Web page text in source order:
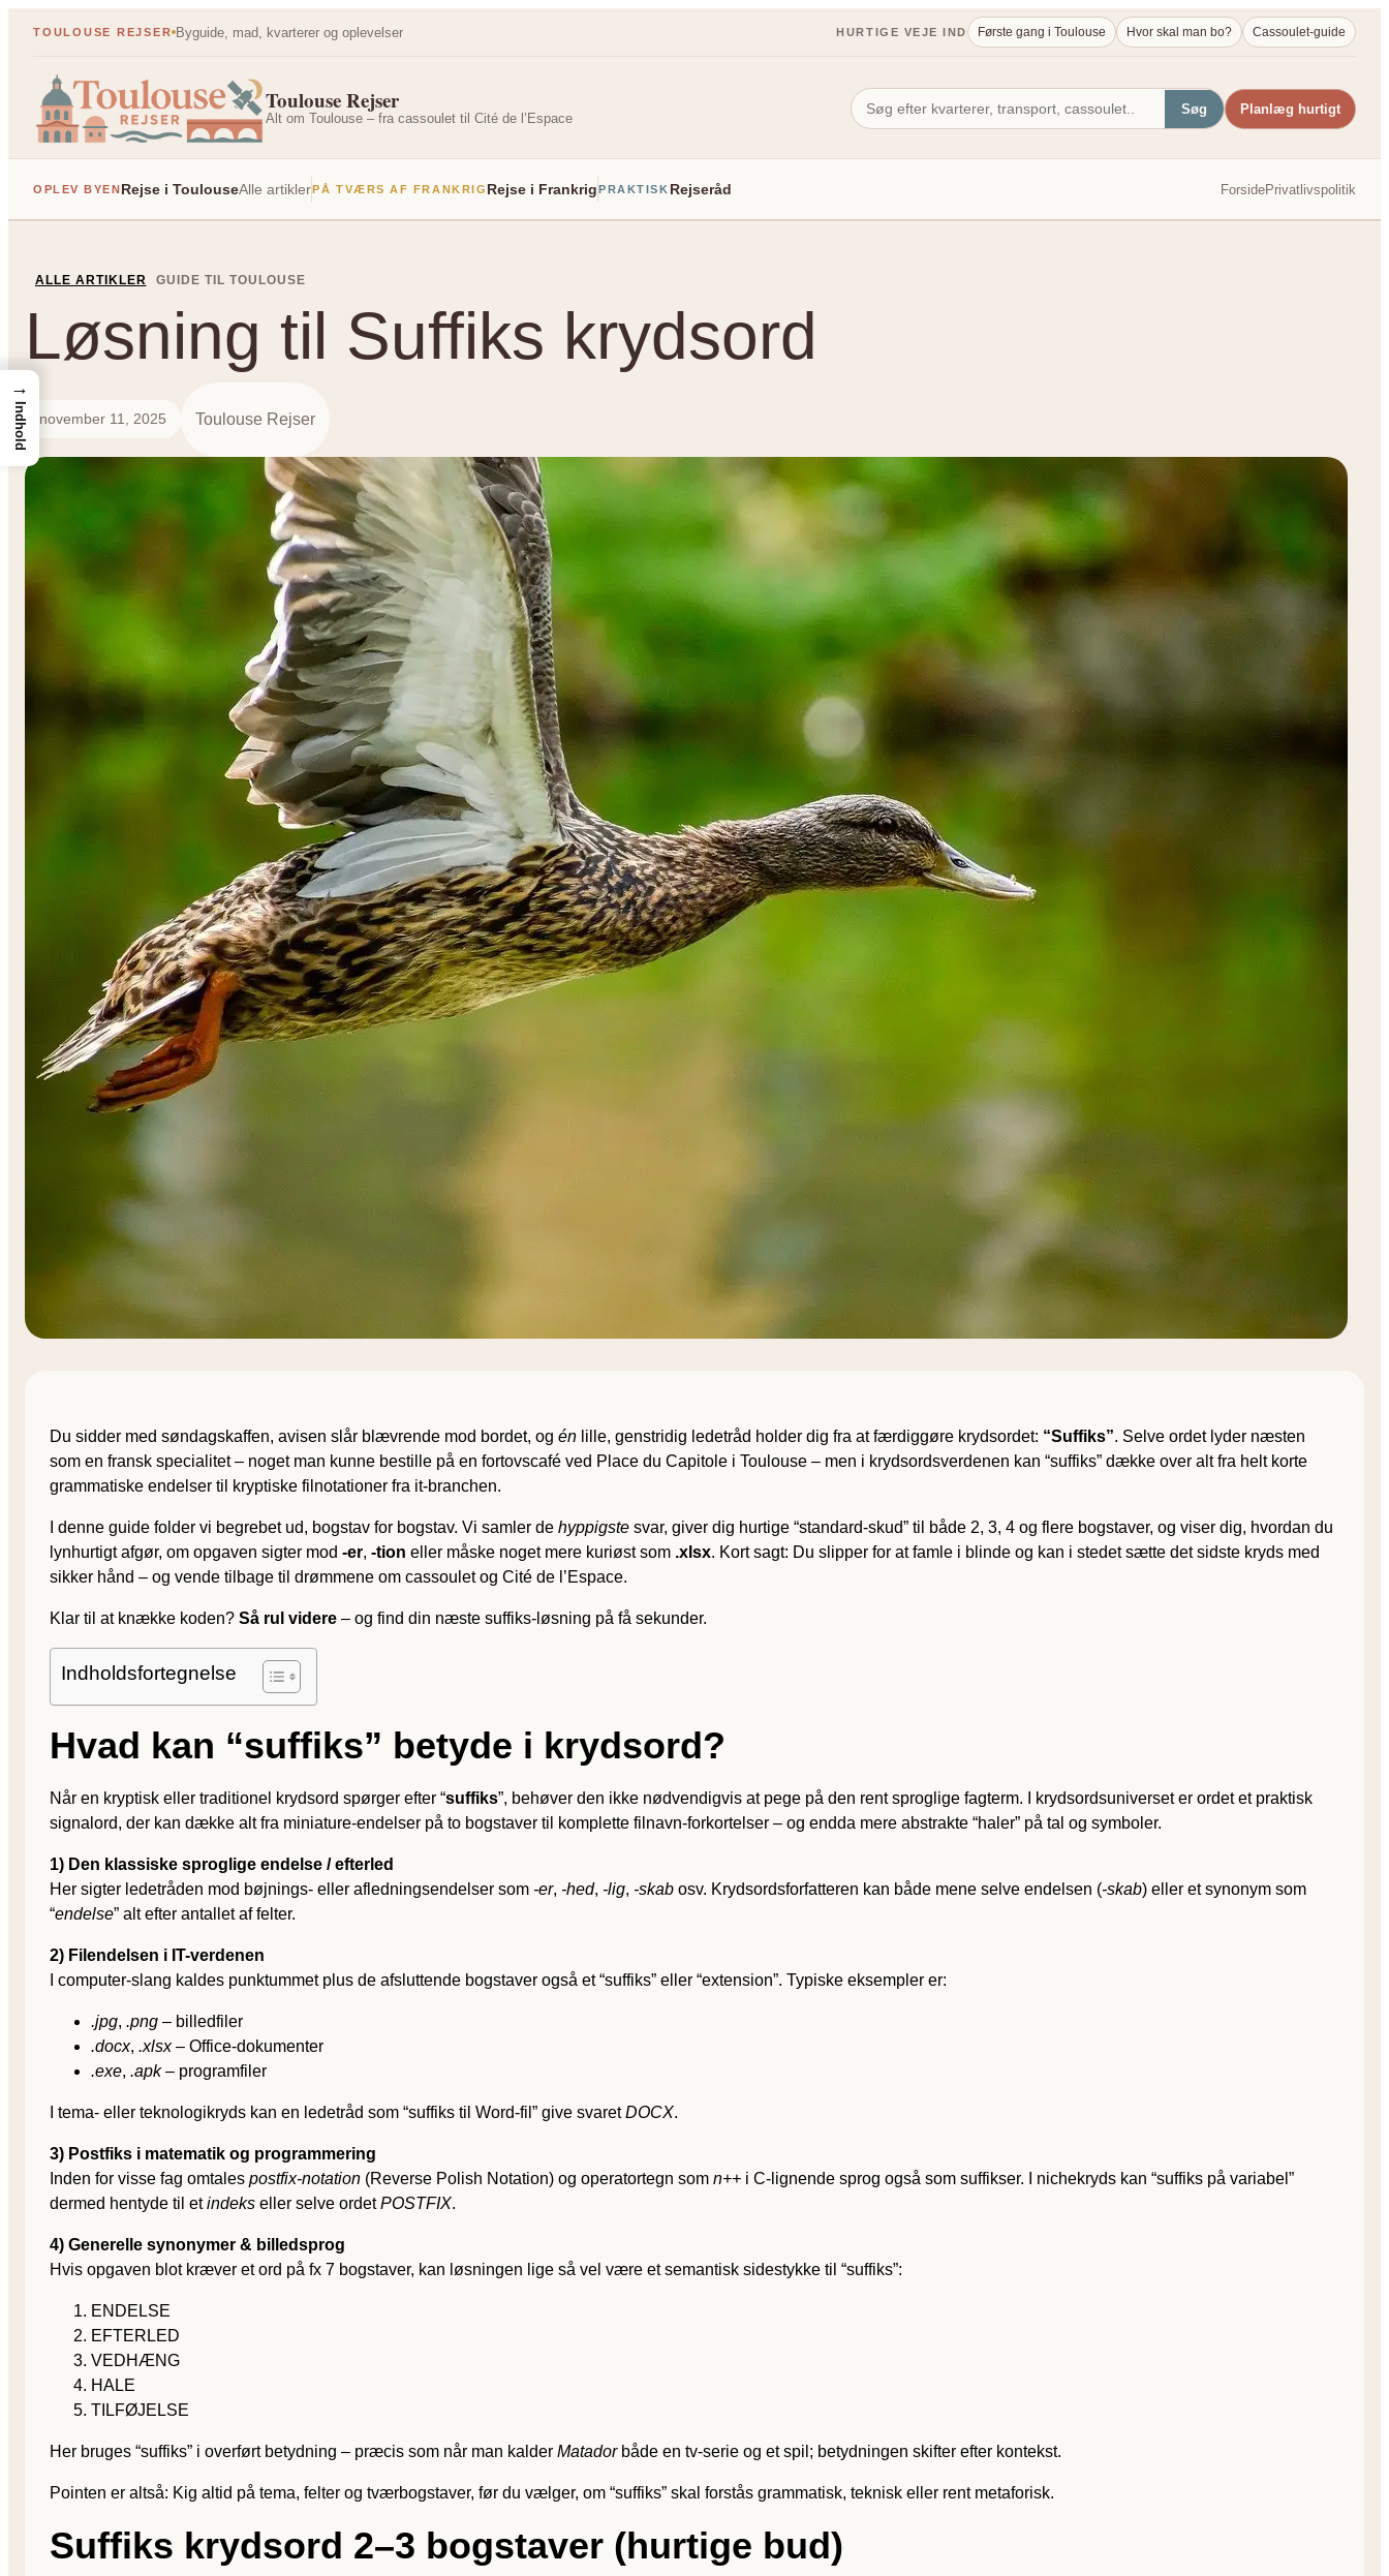
TOULOUSE REJSER Byguide, mad, kvarterer og oplevelser HURTIGE VEJE IND Første gang i Toulouse Hvor skal man bo? Cassoulet-guide
Toulouse Rejser
Alt om Toulouse – fra cassoulet til Cité de l’Espace
Søg Planlæg hurtigt
OPLEV BYENRejse i ToulouseAlle artiklerPÅ TVÆRS AF FRANKRIG Rejse i FrankrigPRAKTISK Rejseråd ForsidePrivatlivspolitik
ALLE ARTIKLER GUIDE TIL TOULOUSE
Løsning til Suffiks krydsord
november 11, 2025 Toulouse Rejser
Du sidder med søndagskaffen, avisen slår blævrende mod bordet, og én lille, genstridig ledetråd holder dig fra at færdiggøre krydsordet: “Suffiks”. Selve ordet lyder næsten
som en fransk specialitet – noget man kunne bestille på en fortovscafé ved Place du Capitole i Toulouse – men i krydsordsverdenen kan “suffiks” dække over alt fra helt korte
grammatiske endelser til kryptiske filnotationer fra it-branchen.
I denne guide folder vi begrebet ud, bogstav for bogstav. Vi samler de hyppigste svar, giver dig hurtige “standard-skud” til både 2, 3, 4 og flere bogstaver, og viser dig, hvordan du
lynhurtigt afgør, om opgaven sigter mod -er, -tion eller måske noget mere kuriøst som .xlsx. Kort sagt: Du slipper for at famle i blinde og kan i stedet sætte det sidste kryds med
sikker hånd – og vende tilbage til drømmene om cassoulet og Cité de l’Espace.
Klar til at knække koden? Så rul videre – og find din næste suffiks-løsning på få sekunder.
Indholdsfortegnelse
Hvad kan “suffiks” betyde i krydsord?
Når en kryptisk eller traditionel krydsord spørger efter “suffiks”, behøver den ikke nødvendigvis at pege på den rent sproglige fagterm. I krydsordsuniverset er ordet et praktisk
signalord, der kan dække alt fra miniature-endelser på to bogstaver til komplette filnavn-forkortelser – og endda mere abstrakte “haler” på tal og symboler.
1) Den klassiske sproglige endelse / efterled
Her sigter ledetråden mod bøjnings- eller afledningsendelser som -er, -hed, -lig, -skab osv. Krydsordsforfatteren kan både mene selve endelsen (-skab) eller et synonym som
“endelse” alt efter antallet af felter.
2) Filendelsen i IT-verdenen
I computer-slang kaldes punktummet plus de afsluttende bogstaver også et “suffiks” eller “extension”. Typiske eksempler er:
.jpg, .png – billedfiler
.docx, .xlsx– Office-dokumenter
.exe, .apk– programfiler
I tema- eller teknologi­kryds kan en ledetråd som “suffiks til Word-fil” give svaretDOCX.
3) Postfiks i matematik og programmering
Inden for visse fag omtales postfix-notation (Reverse Polish Notation) og operatortegn som n++ i C-lignende sprog også som suffikser. I nichekryds kan “suffiks på variabel”
dermed hentyde til etindeks eller selve ordetPOSTFIX.
4) Generelle synonymer & billedsprog
Hvis opgaven blot kræver et ord på fx 7 bogstaver, kan løsningen lige så vel være et semantisk sidestykke til “suffiks”:
ENDELSE
EFTERLED
VEDHÆNG
HALE
TILFØJELSE
Her bruges “suffiks” i overført betydning – præcis som når man kalder Matadorbåde en tv-serie og et spil; betydningen skifter efter kontekst.
Pointen er altså: Kig altid på tema, felter og tværbogstaver, før du vælger, om “suffiks” skal forstås grammatisk, teknisk eller rent metaforisk.
Suffiks krydsord 2–3 bogstaver (hurtige bud)
→
Indhold